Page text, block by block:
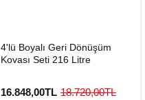
HIZLI
GÖNDERİ
4'lü Boyalı Geri Dönüşüm
Kovası Seti 216 Litre
16.848,00TL 18.720,00TL